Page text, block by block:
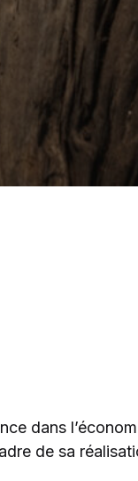
dans
de sa